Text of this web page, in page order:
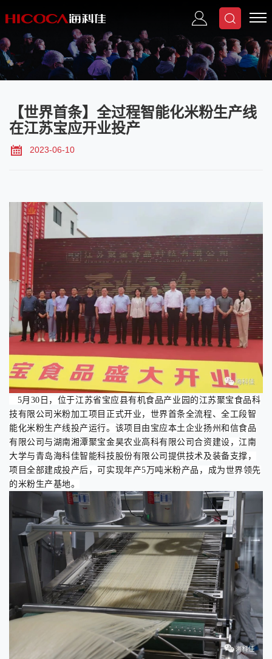
【世界首条】全过程智能化米粉生产线
在江苏宝应开业投产
2023-06-10
5月 30 日，位于江苏省宝应县有机食品产业园的江苏聚宝食品科
技有限公司米粉加工项目正式开业，世界首条全流程、全工段智
能化米粉生产线投产运行。该项目由宝应本土企业扬州和信食品
有限公司与湖南湘潭聚宝金昊农业高科有限公司合资建设，江南
大学与青岛海科佳智能科技股份有限公司提供技术及装备支撑，
项目全部建成投产后，可实现年产5万吨米粉产品，成为世界领先
的米粉生产基地。